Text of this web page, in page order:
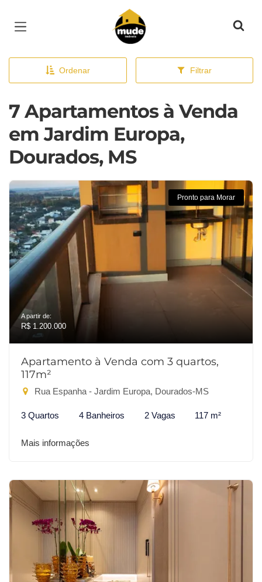
Página inicial
Ordenar Filtrar
7 Apartamentos à Venda
em Jardim Europa,
Dourados, MS
Pronto para Morar
A partir de:
R$ 1.200.000
Apartamento à Venda com 3 quartos,
117m²
Rua Espanha - Jardim Europa, Dourados-MS
3 Quartos 4 Banheiros 2 Vagas 117 m²
Mais informações